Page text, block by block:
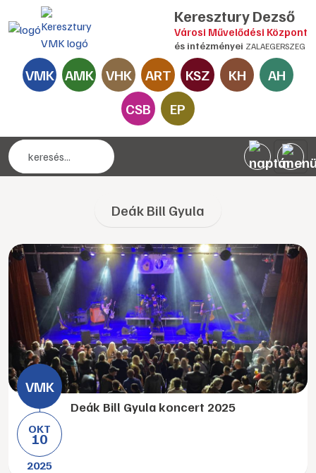
Keresztury Dezső
Városi Művelődési Központ
és intézményei ZALAEGERSZEG
VMK AMK VHK ART KSZ KH
AH
CSB
EP
Deák Bill Gyula
OKT
10
2025
Deák Bill Gyula koncert 2025